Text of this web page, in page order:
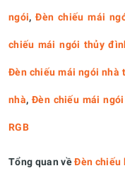
ngói,Đèn chiếu mái
chiếu mái ngói thủy
Đèn chiếu mái ngói nhà
nhà, Đèn chiếu mái ngói
RGB
Tổng quan vềĐèn chiếu